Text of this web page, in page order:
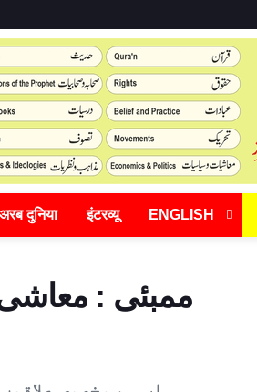
अरब दुनिया इंटरव्यू ENGLISH
ممبئی : معاشی